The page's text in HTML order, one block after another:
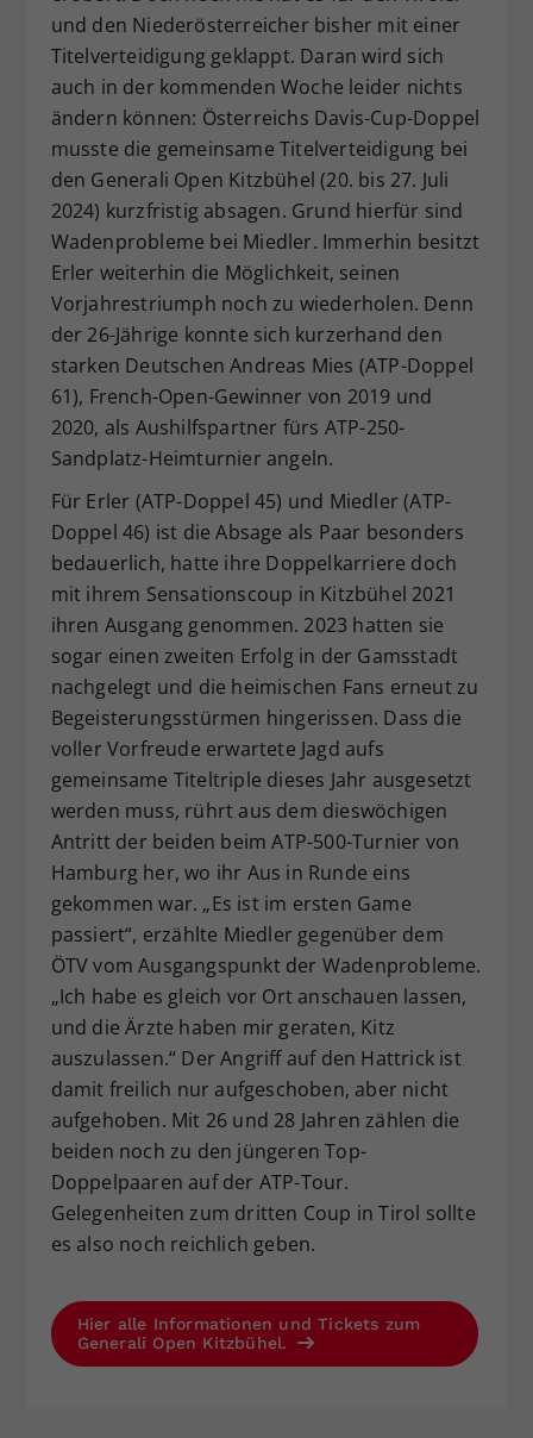
und den Niederösterreicher bisher mit einer
Titelverteidigung geklappt. Daran wird sich
auch in der kommenden Woche leider nichts
ändern können: Österreichs Davis-Cup-Doppel
musste die gemeinsame Titelverteidigung bei
den Generali Open Kitzbühel (20. bis 27. Juli
2024) kurzfristig absagen. Grund hierfür sind
Wadenprobleme bei Miedler. Immerhin besitzt
Erler weiterhin die Möglichkeit, seinen
Vorjahrestriumph noch zu wiederholen. Denn
der 26-Jährige konnte sich kurzerhand den
starken Deutschen Andreas Mies (ATP-Doppel
61), French-Open-Gewinner von 2019 und
2020, als Aushilfspartner fürs ATP-250-
Sandplatz-Heimturnier angeln.
Für Erler (ATP-Doppel 45) und Miedler (ATP-
Doppel 46) ist die Absage als Paar besonders
bedauerlich, hatte ihre Doppelkarriere doch
mit ihrem Sensationscoup in Kitzbühel 2021
ihren Ausgang genommen. 2023 hatten sie
sogar einen zweiten Erfolg in der Gamsstadt
nachgelegt und die heimischen Fans erneut zu
Begeisterungsstürmen hingerissen. Dass die
voller Vorfreude erwartete Jagd aufs
gemeinsame Titeltriple dieses Jahr ausgesetzt
werden muss, rührt aus dem dieswöchigen
Antritt der beiden beim ATP-500-Turnier von
Hamburg her, wo ihr Aus in Runde eins
gekommen war. „Es ist im ersten Game
passiert“, erzählte Miedler gegenüber dem
ÖTV vom Ausgangspunkt der Wadenprobleme.
„Ich habe es gleich vor Ort anschauen lassen,
und die Ärzte haben mir geraten, Kitz
auszulassen.“ Der Angriff auf den Hattrick ist
damit freilich nur aufgeschoben, aber nicht
aufgehoben. Mit 26 und 28 Jahren zählen die
beiden noch zu den jüngeren Top-
Doppelpaaren auf der ATP-Tour.
Gelegenheiten zum dritten Coup in Tirol sollte
es also noch reichlich geben.
Hier alle Informationen und Tickets zum
Generali Open Kitzbühel.
Zweck
Dieser Wert speichert Ihre Consent-
Einstellungen. Unter anderem eine
zufällig generierte ID, für die
historische Speicherung Ihrer
vorgenommen Einstellungen, falls der
Webseiten-Betreiber dies eingestellt
hat.